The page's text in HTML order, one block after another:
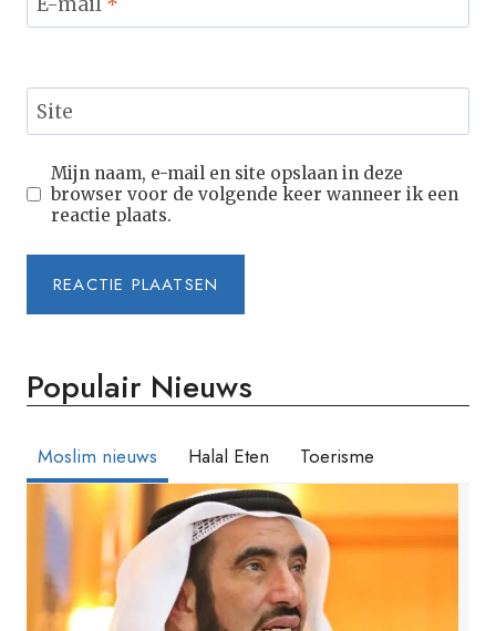
Site
Mijn naam, e-mail en site opslaan in deze
browser voor de volgende keer wanneer ik een
reactie plaats.
Populair Nieuws
Moslim nieuws Halal Eten Toerisme